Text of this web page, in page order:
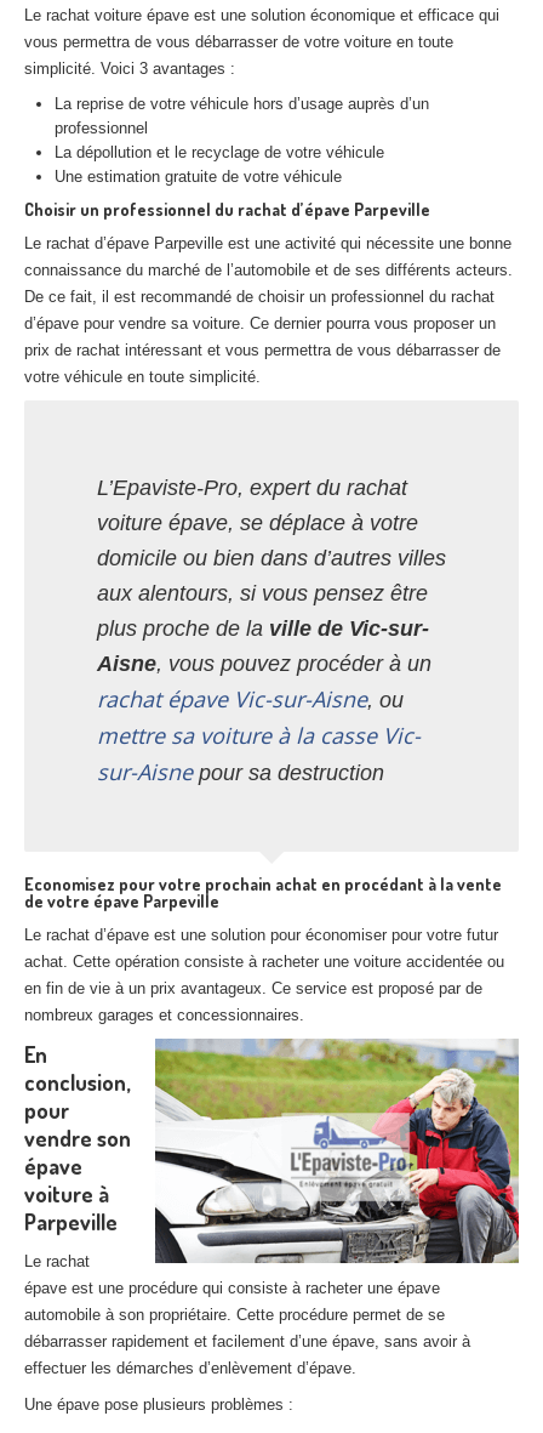
CONTACT
Le rachat voiture épave est une solution économique et efficace qui
vous permettra de vous débarrasser de votre voiture en toute
simplicité. Voici 3 avantages :
La reprise de votre véhicule hors d’usage auprès d’un
professionnel
La dépollution et le recyclage de votre véhicule
Une estimation gratuite de votre véhicule
Choisir un professionnel du rachat d’épave Parpeville
Le rachat d’épave Parpeville est une activité qui nécessite une bonne
connaissance du marché de l’automobile et de ses différents acteurs.
De ce fait, il est recommandé de choisir un professionnel du rachat
d’épave pour vendre sa voiture. Ce dernier pourra vous proposer un
prix de rachat intéressant et vous permettra de vous débarrasser de
votre véhicule en toute simplicité.
L’Epaviste-Pro, expert du rachat
voiture épave, se déplace à votre
domicile ou bien dans d’autres villes
aux alentours, si vous pensez être
plus proche de la ville de Vic-sur-
Aisne, vous pouvez procéder à un
rachat épave Vic-sur-Aisne, ou
mettre sa voiture à la casse Vic-
sur-Aisnepour sa destruction
Economisez pour votre prochain achat en procédant à la vente
de votre épave Parpeville
Le rachat d’épave est une solution pour économiser pour votre futur
achat. Cette opération consiste à racheter une voiture accidentée ou
en fin de vie à un prix avantageux. Ce service est proposé par de
nombreux garages et concessionnaires.
En
conclusion,
pour
vendre son
épave
voiture à
Parpeville
Le rachat
épave est une procédure qui consiste à racheter une épave
automobile à son propriétaire. Cette procédure permet de se
débarrasser rapidement et facilement d’une épave, sans avoir à
effectuer les démarches d’enlèvement d’épave.
Une épave pose plusieurs problèmes :